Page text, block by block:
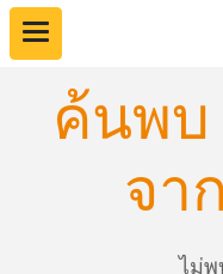
ค้นพบ
จา
ไม่พ